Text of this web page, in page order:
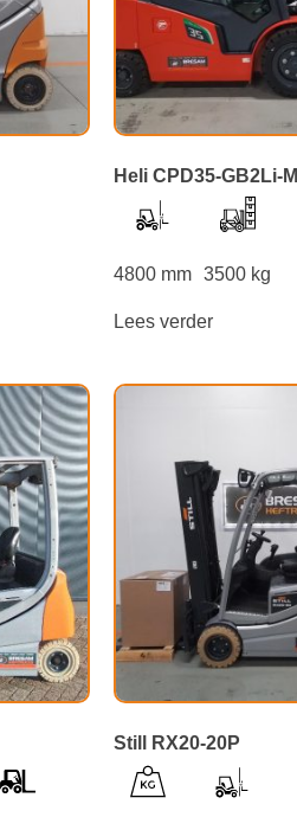
Heli CPD35-GB2Li-M
4800 mm 3500 kg
Lees verder
Still RX20-20P